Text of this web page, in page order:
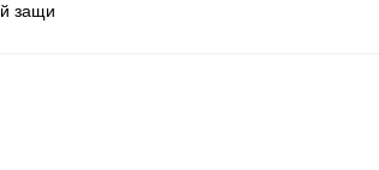
защи